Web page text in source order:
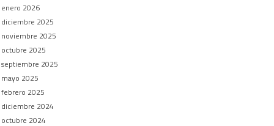
enero 2026
diciembre 2025
noviembre 2025
octubre 2025
septiembre 2025
mayo 2025
febrero 2025
diciembre 2024
octubre 2024